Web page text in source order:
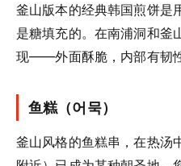
釜山版本的经典韩国煎饼是
是糖填充的。在南浦洞和釜
现——外面酥脆，内部有韧
鱼糕（어묵）
釜山风格的鱼糕串，在热汤